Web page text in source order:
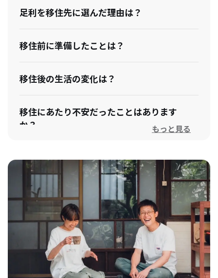
足利を移住先に選んだ理由は？
移住前に準備したことは？
移住後の生活の変化は？
移住にあたり不安だったことはあります
か？
移住前に苦労したことは？
今のお仕事は？
農業を、はじめたきっかけは？
地域の人たちの印象は？
もっと見る